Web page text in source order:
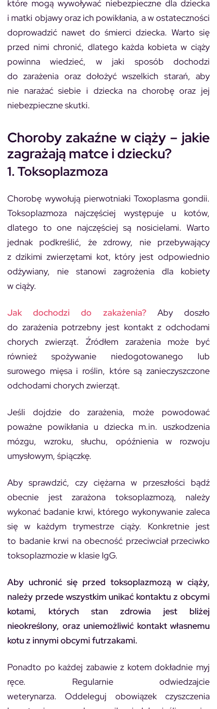
które mogą wywoływać niebezpieczne dla dziecka
i matki objawy oraz ich powikłania, a w ostateczności
doprowadzić nawet do śmierci dziecka. Warto się
przed nimi chronić, dlatego każda kobieta w ciąży
powinna wiedzieć, w jaki sposób dochodzi
do zarażenia oraz dołożyć wszelkich starań, aby
nie narażać siebie i dziecka na chorobę oraz jej
niebezpieczne skutki.
Choroby zakaźne w ciąży – jakie
zagrażają matce i dziecku?
1. Toksoplazmoza
Chorobę wywołują pierwotniakiToxoplasma gondii.
Toksoplazmoza najczęściej występuje u kotów,
dlatego to one najczęściej są nosicielami. Warto
jednak podkreślić, że zdrowy, nie przebywający
z dzikimi zwierzętami kot, który jest odpowiednio
odżywiany, nie stanowi zagrożenia dla kobiety
w ciąży.
Jak dochodzi do zakażenia? Aby doszło
do zarażenia potrzebny jest kontakt z odchodami
chorych zwierząt. Źródłem zarażenia może być
również spożywanie niedogotowanego lub
surowego mięsa i roślin, które są zanieczyszczone
odchodami chorych zwierząt.
Jeśli dojdzie do zarażenia, może powodować
poważne powikłania u dziecka m.in. uszkodzenia
mózgu, wzroku, słuchu, opóźnienia w rozwoju
umysłowym, śpiączkę.
Aby sprawdzić, czy ciężarna w przeszłości bądź
obecnie jest zarażona toksoplazmozą, należy
wykonać badanie krwi, którego wykonywanie zaleca
się w każdym trymestrze ciąży. Konkretnie jest
to badanie krwi na obecność przeciwciał przeciwko
toksoplazmozie w klasie IgG.
Aby uchronić się przed toksoplazmozą w ciąży,
należy przede wszystkim unikać kontaktu z obcymi
kotami, których stan zdrowia jest bliżej
nieokreślony, oraz uniemożliwić kontakt własnemu
kotu z innymi obcymi futrzakami.
Ponadto po każdej zabawie z kotem dokładnie myj
ręce. Regularnie odwiedzajcie
weterynarza. Oddeleguj obowiązek czyszczenia